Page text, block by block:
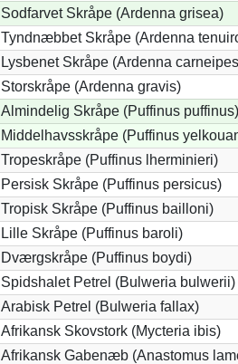
Sodfarvet Skråpe (Ardenna grisea)
Tyndnæbbet Skråpe (Ardenna
Lysbenet Skråpe (Ardenna
Storskråpe (Ardenna gravis)
Almindelig Skråpe (Puffinus puffinus)
Middelhavsskråpe (Puffinus
Tropeskråpe (Puffinus lherminieri)
Persisk Skråpe (Puffinus persicus)
Tropisk Skråpe (Puffinus bailloni)
Lille Skråpe (Puffinus baroli)
Dværgskråpe (Puffinus boydi)
Spidshalet Petrel (Bulweria bulwerii)
Arabisk Petrel (Bulweria fallax)
Afrikansk Skovstork (Mycteria ibis)
Afrikansk Gabenæb (Anastomus